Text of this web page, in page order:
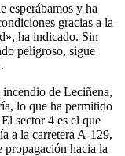
esperábamos y ha
gracias a la
ha indicado. Sin
peligroso, sigue
de Leciñena,
lo que ha permitido
sector 4 es el que
a la carretera A-129,
propagación hacia la